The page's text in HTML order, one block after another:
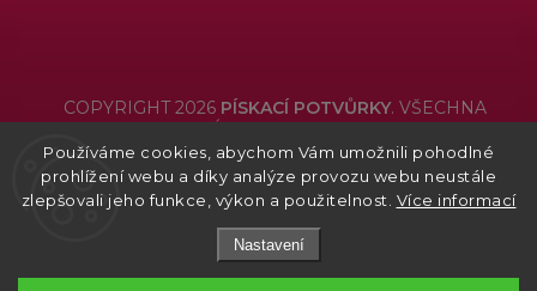
Používáme cookies, abychom Vám umožnili pohodlné
prohlížení webu a díky analýze provozu webu neustále
zlepšovali jeho funkce, výkon a použitelnost. Více informací
Nastavení
COPYRIGHT 2026 PÍSKACÍ POTVŮRKY. VŠECHNA
PRÁVA VYHRAZENA.
Grafický návrh vytvořil a nakódoval Shoptak.cz